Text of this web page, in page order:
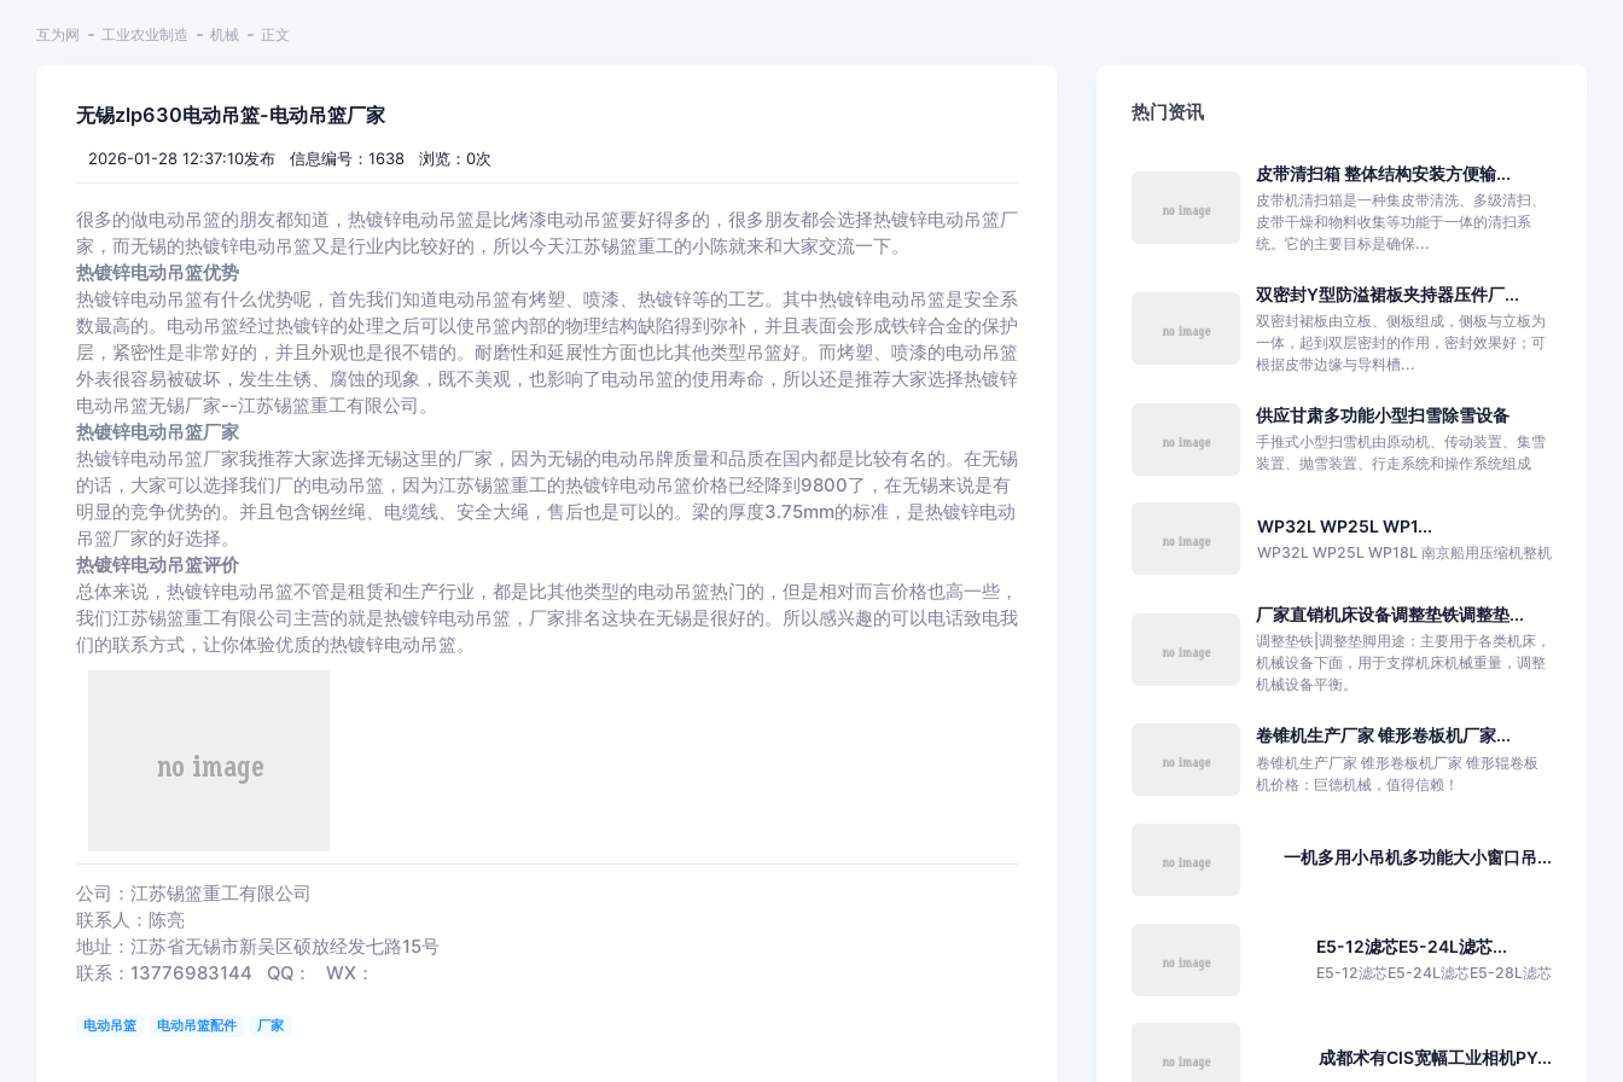
互为网 工业农业制造 机械 正文
无锡zlp630电动吊篮-电动吊篮厂家
2026-01-28 12:37:10发布 信息编号：1638 浏览： 0次
很多的做电动吊篮的朋友都知道，热镀锌电动吊篮是比烤漆电动吊篮要好得多的，很多朋友都会选择热镀锌电动吊篮厂
家，而无锡的热镀锌电动吊篮又是行业内比较好的，所以今天江苏锡篮重工的小陈就来和大家交流一下。
热镀锌电动吊篮优势
热镀锌电动吊篮有什么优势呢，首先我们知道电动吊篮有烤塑、喷漆、热镀锌等的工艺。其中热镀锌电动吊篮是安全系
数最高的。电动吊篮经过热镀锌的处理之后可以使吊篮内部的物理结构缺陷得到弥补，并且表面会形成铁锌合金的保护
层，紧密性是非常好的，并且外观也是很不错的。耐磨性和延展性方面也比其他类型吊篮好。而烤塑、喷漆的电动吊篮
外表很容易被破坏，发生生锈、腐蚀的现象，既不美观，也影响了电动吊篮的使用寿命，所以还是推荐大家选择热镀锌
电动吊篮无锡厂家--江苏锡篮重工有限公司。
热镀锌电动吊篮厂家
热镀锌电动吊篮厂家我推荐大家选择无锡这里的厂家，因为无锡的电动吊牌质量和品质在国内都是比较有名的。在无锡
的话，大家可以选择我们厂的电动吊篮，因为江苏锡篮重工的热镀锌电动吊篮价格已经降到9800了，在无锡来说是有
明显的竞争优势的。并且包含钢丝绳、电缆线、安全大绳，售后也是可以的。梁的厚度3.75mm的标准，是热镀锌电动
吊篮厂家的好选择。
热镀锌电动吊篮评价
总体来说，热镀锌电动吊篮不管是租赁和生产行业，都是比其他类型的电动吊篮热门的，但是相对而言价格也高一些，
我们江苏锡篮重工有限公司主营的就是热镀锌电动吊篮，厂家排名这块在无锡是很好的。所以感兴趣的可以电话致电我
们的联系方式，让你体验优质的热镀锌电动吊篮。
公司：江苏锡篮重工有限公司
联系人：陈亮
地址：江苏省无锡市新吴区硕放经发七路15号
联系：13776983144 QQ： WX：
电动吊篮 电动吊篮配件 厂家
热门资讯
皮带清扫箱 整体结构安装方便输...
皮带机清扫箱是一种集皮带清洗、多级清扫、
皮带干燥和物料收集等功能于一体的清扫系
统。它的主要目标是确保...
双密封Y型防溢裙板夹持器压件厂...
双密封裙板由立板、侧板组成，侧板与立板为
一体，起到双层密封的作用，密封效果好；可
根据皮带边缘与导料槽...
供应甘肃多功能小型扫雪除雪设备
手推式小型扫雪机由原动机、传动装置、集雪
装置、抛雪装置、行走系统和操作系统组成
WP32L WP25L WP1...
WP32L WP25L WP18L 南京船用压缩机整机
厂家直销机床设备调整垫铁调整垫...
调整垫铁|调整垫脚用途：主要用于各类机床，
机械设备下面，用于支撑机床机械重量，调整
机械设备平衡。
卷锥机生产厂家 锥形卷板机厂家...
卷锥机生产厂家 锥形卷板机厂家 锥形辊卷板
机价格：巨德机械，值得信赖！
一机多用小吊机多功能大小窗口吊...
E5-12滤芯E5-24L滤芯...
E5-12滤芯E5-24L滤芯E5-28L滤芯
成都术有CIS宽幅工业相机PY...